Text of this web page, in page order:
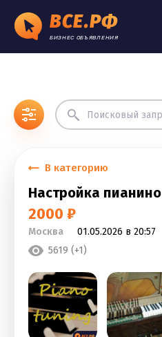
ВСЕ.РФ
БИЗНЕС ОБЪЯВЛЕНИЯ
В категорию
Настройка пианино
2000 ₽
Москва
01.05.2026 в 20:57
5619 (+1)